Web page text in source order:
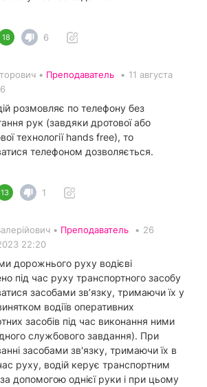
18 6
• Преподаватель • 11 августа
розмовляє по телефону без
рук (завдяки дротової або
технології hands free), то
телефоном дозволяється.
13 1
• Преподаватель • 26
22:20
дорожнього руху водієві
під час руху транспортного засобу
засобами зв’язку, тримаючи їх у
водіїв оперативних
засобів під час виконання ними
службового завдання). При
засобами зв'язку, тримаючи їх в
руху, водій керує транспортним
допомогою однієї руки і при цьому